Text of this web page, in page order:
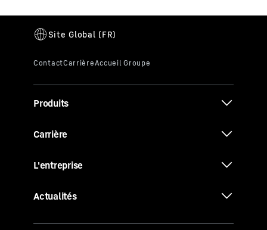
Produits
Carrière
L'entreprise
Actualités